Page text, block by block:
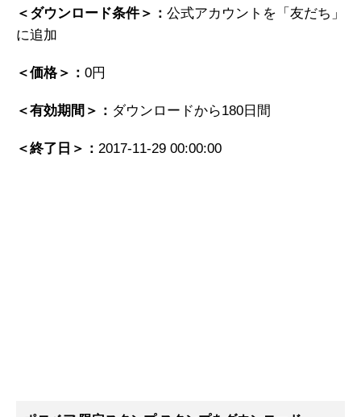
＜ダウンロード条件＞： 公式アカウントを「友だち」
に追加
＜価格＞： 0円
＜有効期間＞： ダウンロードから180日間
＜終了日＞： 2017-11-29 00:00:00